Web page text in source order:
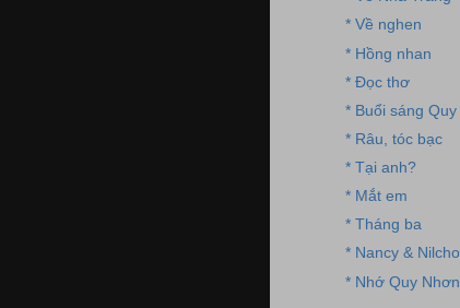
* Về nghen
* Hồng nhan
* Đọc thơ
* Buổi sáng
* Râu, tóc bạc
* Tại anh?
* Mắt em
* Tháng ba
* Nancy &
* Nhớ Quy Nhơn